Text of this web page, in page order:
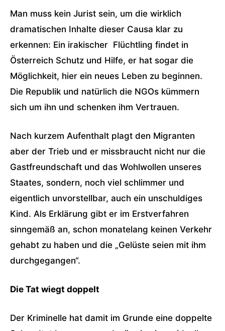
Man muss kein Jurist sein, um die wirklich
dramatischen Inhalte dieser Causa klar zu
erkennen: Ein irakischer Flüchtling findet in
Österreich Schutz und Hilfe, er hat sogar die
Möglichkeit, hier ein neues Leben zu beginnen.
Die Republik und natürlich die NGOs kümmern
sich um ihn und schenken ihm Vertrauen.
Nach kurzem Aufenthalt plagt den Migranten
aber der Trieb und er missbraucht nicht nur die
Gastfreundschaft und das Wohlwollen unseres
Staates, sondern, noch viel schlimmer und
eigentlich unvorstellbar, auch ein unschuldiges
Kind. Als Erklärung gibt er im Erstverfahren
sinngemäß an, schon monatelang keinen Verkehr
gehabt zu haben und die „Gelüste seien mit ihm
durchgegangen“.
Die Tat wiegt doppelt
Der Kriminelle hat damit im Grunde eine doppelte